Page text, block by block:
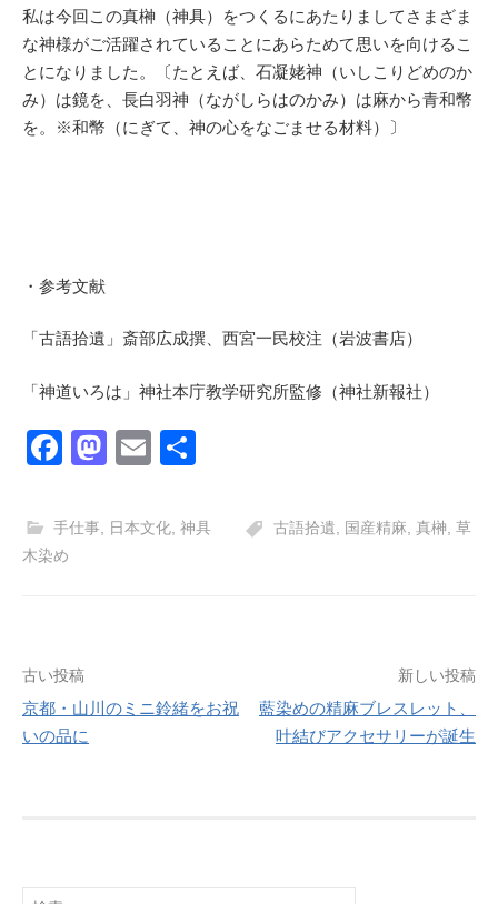
私は今回この真榊（神具）をつくるにあたりましてさまざま
な神様がご活躍されていることにあらためて思いを向けるこ
とになりました。〔たとえば、石凝姥神（いしこりどめのか
み）は鏡を、長白羽神（ながしらはのかみ）は麻から青和幣
を。※和幣（にぎて、神の心をなごませる材料）〕
・参考文献
「古語拾遺」斎部広成撰、西宮一民校注（岩波書店）
「神道いろは」神社本庁教学研究所監修（神社新報社）
F
c
e
o
k
M
st
E
ail
手仕事, 日本文化, 神具 古語拾遺, 国産精麻, 真榊, 草
木染め
投
稿
ー
古い投稿
京都・山川のミニ鈴緒をお祝
いの品に
新しい投稿
藍染めの精麻ブレスレット、
叶結びアクセサリーが誕生
検